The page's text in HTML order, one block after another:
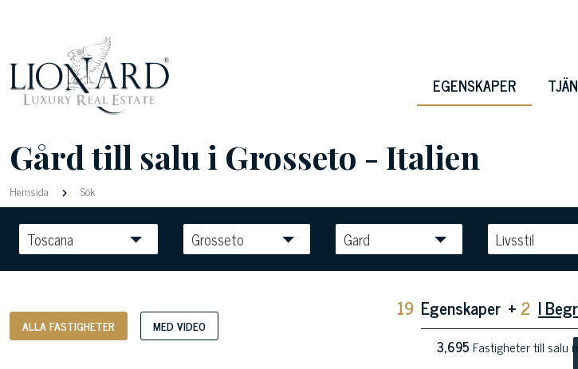
EGENSKAPER
Gård till salu i Grosseto - Italien
Hemsida Sök
Toscana Grosseto Gard Livsstil
ALLA FASTIGHETER MED VIDEO
19 Egenskaper + 2 I
3,695Fastigheter till salu